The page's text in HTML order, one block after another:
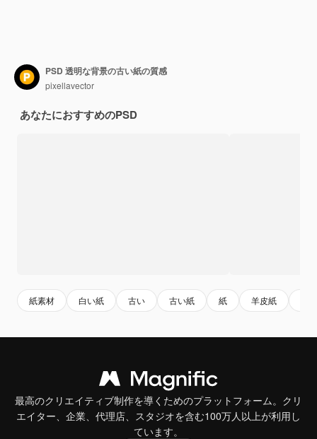
PSD 透明な背景の古い紙の質感
pixellavector
あなたにおすすめのPSD
紙素材 白い紙 古い 古い紙 紙 羊皮紙
最高のクリエイティブ制作を導くためのプラットフォーム。クリ
エイター、企業、代理店、スタジオを含む100万人以上が利用し
ています。